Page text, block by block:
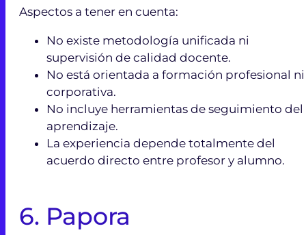
Aspectos a tener en cuenta:
No existe metodología unificada ni
supervisión de calidad docente.
No está orientada a formación profesional ni
corporativa.
No incluye herramientas de seguimiento del
aprendizaje.
La experiencia depende totalmente del
acuerdo directo entre profesor y alumno.
6. Papora